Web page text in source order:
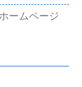
ームページ